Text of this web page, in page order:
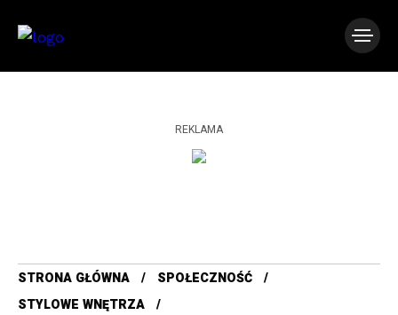
REKLAMA
STRONA GŁÓWNA
SPOŁECZNOŚĆ
STYLOWE WNĘTRZA